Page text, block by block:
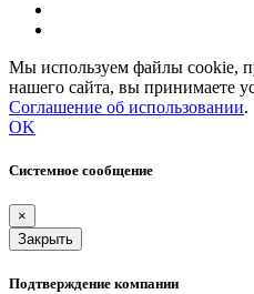
Мы используем файлы cookie,
нашего сайта, вы принимаете
Соглашение об использовании.
OK
Системное сообщение
×
Закрыть
Подтверждение компании